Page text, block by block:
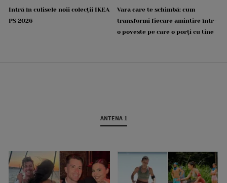
Intră în culisele noii colecții IKEA
PS 2026
Vara care te schimbă: cum
transformi fiecare amintire într-
o poveste pe care o porți cu tine
ANTENA 1